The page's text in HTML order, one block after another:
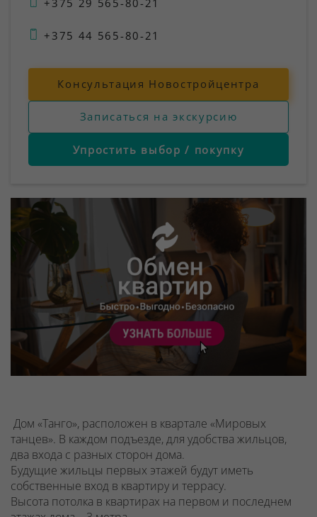
+375 44 565-80-21
Консультация Новостройцентра
Записаться на экскурсию
Упростить выбор / покупку
Дом «Танго», расположен в квартале «Мировых
танцев». В каждом подъезде, для удобства жильцов,
два входа с разных сторон дома.
Будущие жильцы первых этажей будут иметь
собственные вход в квартиру и террасу.
Высота потолка в квартирах на первом и последнем